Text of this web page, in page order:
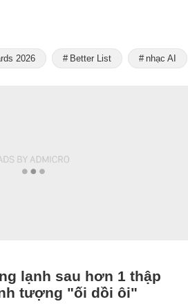
2026 Better List nhạc AI
lạnh sau hơn 1 thập
tượng "ối dồi ôi"